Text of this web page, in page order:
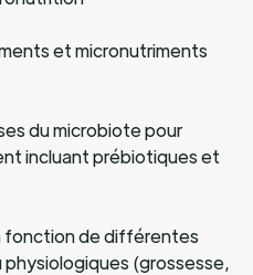
et micronutriments
du microbiote pour
incluant prébiotiques et
fonction de différentes
(grossesse,